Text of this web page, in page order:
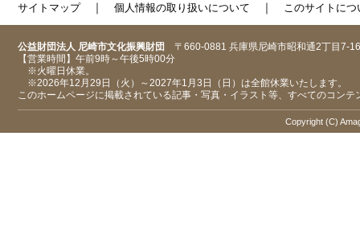
サイトマップ｜ 個人情報の取り扱いについて ｜ このサイトにつ
公益財団法人 尼崎市文化振興財団 〒660-0881 兵庫県尼崎市昭和通2丁目7-16
【営業時間】午前9時～午後5時00分
※火曜日休業。
※2026年12月29日（火）～2027年1月3日（日）は全館休業いたします。
このホームページに掲載されている記事・写真・イラスト等、すべてのコン
Copyright (C)